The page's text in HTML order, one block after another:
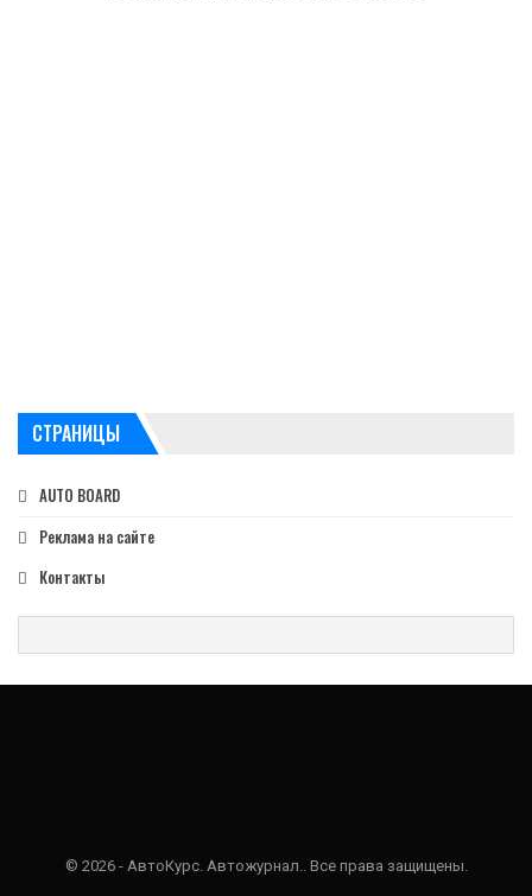
СТРАНИЦЫ
AUTO BOARD
Реклама на сайте
Контакты
© 2026 - АвтоКурс. Автожурнал.. Все права защищены.